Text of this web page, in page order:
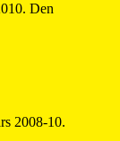
Den
2008-10.